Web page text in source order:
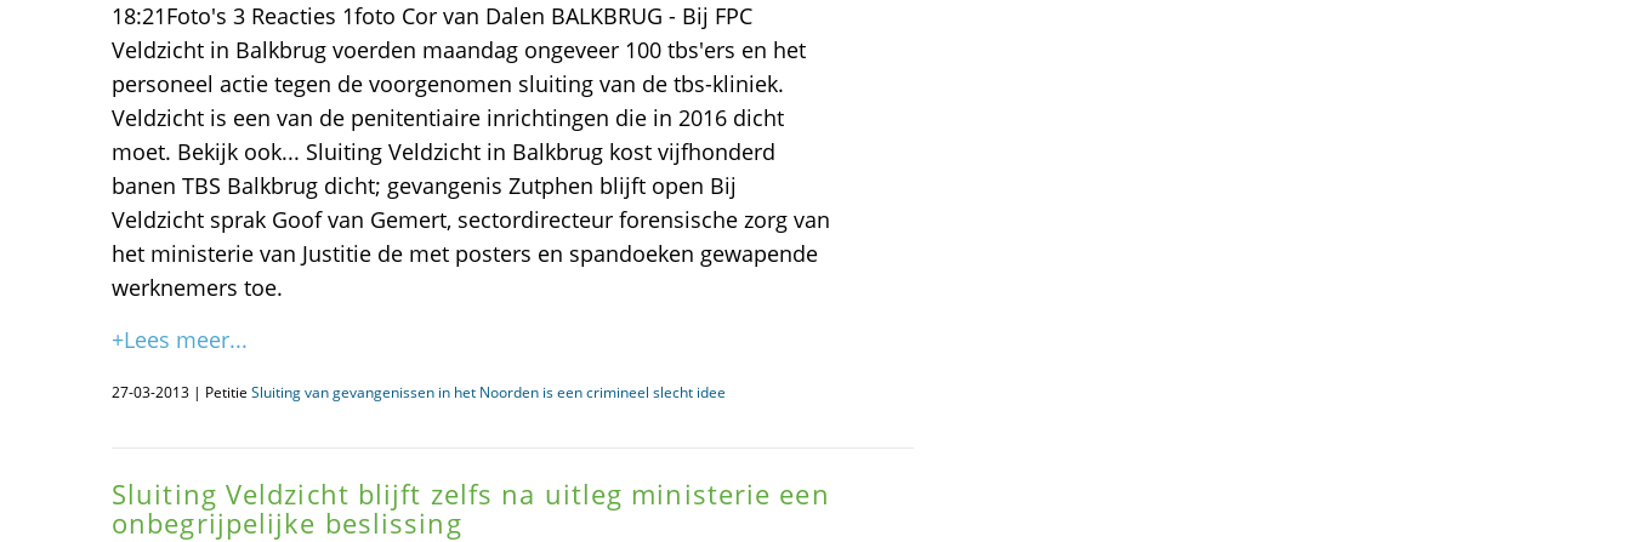
18:21Foto's 3 Reacties 1foto Cor van Dalen BALKBRUG - Bij FPC
Veldzicht in Balkbrug voerden maandag ongeveer 100 tbs'ers en het
personeel actie tegen de voorgenomen sluiting van de tbs-kliniek.
Veldzicht is een van de penitentiaire inrichtingen die in 2016 dicht
moet. Bekijk ook... Sluiting Veldzicht in Balkbrug kost vijfhonderd
banen TBS Balkbrug dicht; gevangenis Zutphen blijft open Bij
Veldzicht sprak Goof van Gemert, sectordirecteur forensische zorg van
het ministerie van Justitie de met posters en spandoeken gewapende
werknemers toe.
+Lees meer...
27-03-2013 | Petitie Sluiting van gevangenissen in het Noorden is een crimineel slecht idee
Sluiting Veldzicht blijft zelfs na uitleg ministerie een
onbegrijpelijke beslissing